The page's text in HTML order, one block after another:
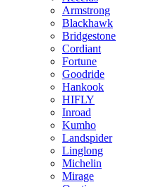
Armstrong
Blackhawk
Bridgestone
Cordiant
Fortune
Goodride
Hankook
HIFLY
Inroad
Kumho
Landspider
Linglong
Michelin
Mirage